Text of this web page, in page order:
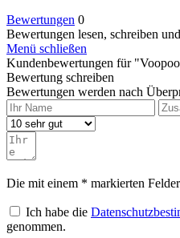
Bewertungen 0
Bewertungen lesen, schreiben
Menü schließen
Kundenbewertungen für
Bewertung schreiben
Bewertungen werden nach
Die mit einem * markierten
Ich habe die
genommen.